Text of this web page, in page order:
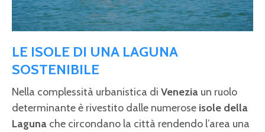
LE ISOLE DI UNA LAGUNA
SOSTENIBILE
Nella complessità urbanistica di Venezia un ruolo
determinante è rivestito dalle numerose isole della
Laguna che circondano la città rendendo l’area una